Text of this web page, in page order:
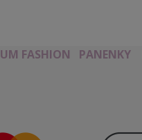
FASHION PANENKY